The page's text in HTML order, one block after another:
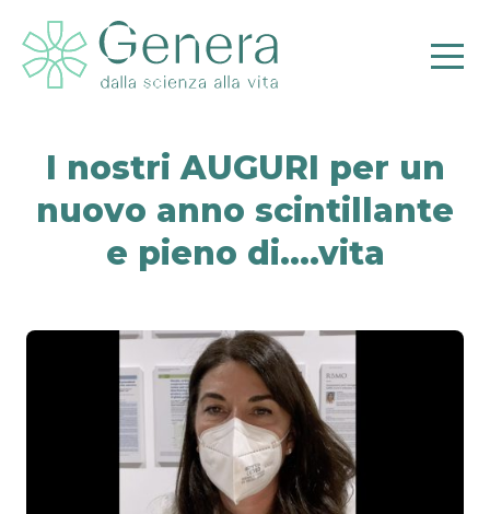
I nostri AUGURI per un
nuovo anno scintillante
e pieno di….vita